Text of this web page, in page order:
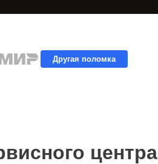
Другая поломка
центра